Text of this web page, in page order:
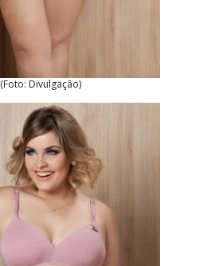
(Foto: Divulgação)